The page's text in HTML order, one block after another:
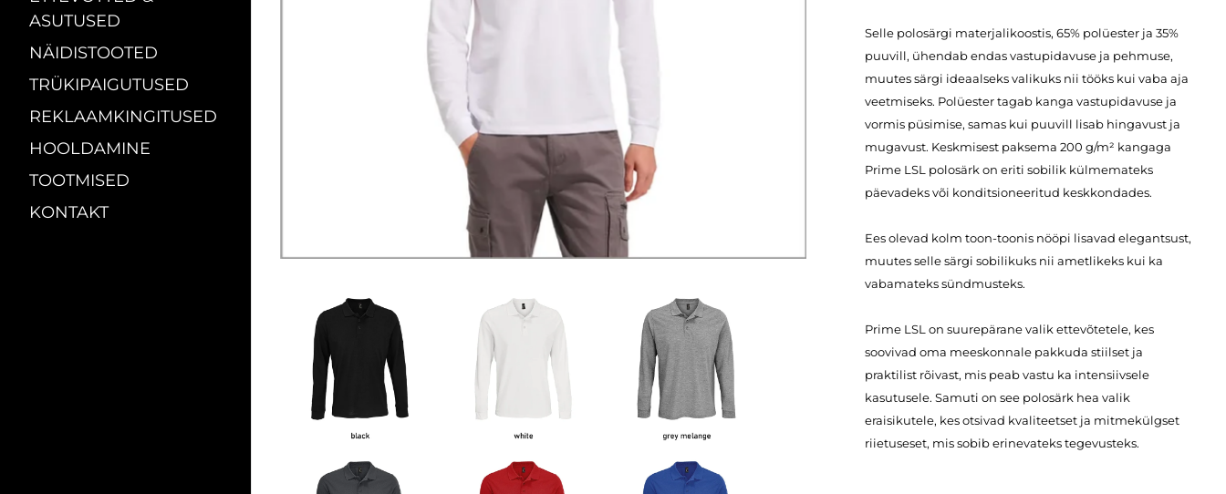
ASUTUSED
NÄIDISTOOTED
TRÜKIPAIGUTUSED
REKLAAMKINGITUSED
HOOLDAMINE
TOOTMISED
KONTAKT
Selle polosärgi materjalikoostis, 65% polüester ja 35%
puuvill, ühendab endas vastupidavuse ja pehmuse,
muutes särgi ideaalseks valikuks nii tööks kui vaba aja
veetmiseks. Polüester tagab kanga vastupidavuse ja
vormis püsimise, samas kui puuvill lisab hingavust ja
mugavust. Keskmisest paksema 200 g/m² kangaga
Prime LSL polosärk on eriti sobilik külmemateks
päevadeks või konditsioneeritud keskkondades.
Ees olevad kolm toon-toonis nööpi lisavad elegantsust,
muutes selle särgi sobilikuks nii ametlikeks kui ka
vabamateks sündmusteks.
Prime LSL on suurepärane valik ettevõtetele, kes
soovivad oma meeskonnale pakkuda stiilset ja
praktilist rõivast, mis peab vastu ka intensiivsele
kasutusele. Samuti on see polosärk hea valik
eraisikutele, kes otsivad kvaliteetset ja mitmekülgset
riietuseset, mis sobib erinevateks tegevusteks.